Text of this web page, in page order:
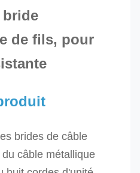
bride
de fils, pour
brides de câble
câble métallique